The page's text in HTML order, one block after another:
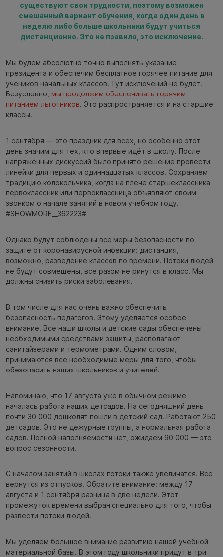
существуют свои трудности, поэтому возможен
смешанный вариант обучения, когда один день в
неделю либо больше школьники будут учиться
дистанционно. Это не правило, это исключение.
Мы будем абсолютно точно выполнять указание
президента и обеспечим бесплатное горячее питание для
учеников начальных классов. Тут исключений не будет.
Безусловно, мы продолжим обеспечивать горячим
питанием льготников. Это распространяется и на старшие
классы.
1 сентября — это праздник для всех, но особенно этот
день значим для тех, кто впервые идёт в школу. После
напряжённых дискуссий было принято решение провести
линейки для первых и одиннадцатых классов. Сохраняем
традицию колокольчика, когда на плече старшеклассника
первоклассник или первоклассница объявляют своим
звонком о начале занятий в новом учебном году.
#SHOWMORE__362223#
Однако будут соблюдены все меры безопасности по
защите от коронавирусной инфекции: дистанция,
возможно, разведение классов по времени. Потоки людей
не будут совмещены, все разом не ринутся в класс. Мы
должны снизить риски заболевания.
В том числе для нас очень важно обеспечить
безопасность педагогов. Этому уделяется особое
внимание. Все наши школы и детские сады обеспечены
необходимыми средствами защиты, располагают
санитайзерами и термометрами. Одним словом,
принимаются все необходимые меры для того, чтобы
обезопасить наших школьников и учителей.
Напоминаю, что 17 августа уже в обычном режиме
началась работа наших детсадов. На сегодняшний день
почти 30 000 дошколят пошли в детский сад. Работают 250
детсадов. Это не дежурные группы, а нормальная работа
садов. Полной наполняемости нет, ожидаем 90 000 — это
вопрос сезонности.
С началом занятий в школах потоки также увеличатся. Все
вернутся из отпусков. Обратите внимание: между 17
августа и 1 сентября разница в две недели. Этот
промежуток времени выбран специально для того, чтобы
развести потоки людей.
Мы уделяем большое внимание развитию нашей учебной
материальной базы. В этом году школьники придут в три